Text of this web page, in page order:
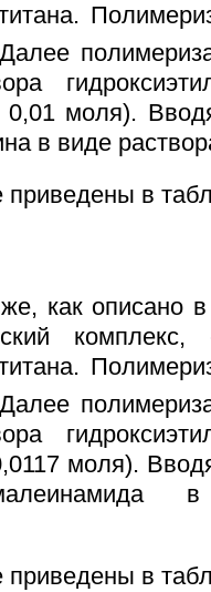
0,01 моля).
в виде
в
как описано
моля).
в